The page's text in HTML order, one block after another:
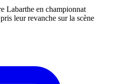
Labarthe en championnat
leur revanche sur la scène